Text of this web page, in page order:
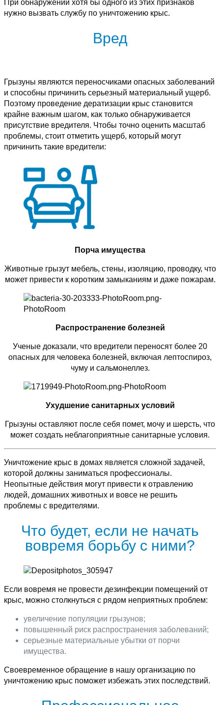
При обнаружении хотя бы одного из этих признаков
нужно вызвать службу по уничтожению крыс.
Вред
Грызуны являются переносчиками опасных заболеваний
и способны причинить серьезный материальный ущерб.
Поэтому проведение дератизации крыс становится
крайне важным шагом, как только обнаруживается
присутствие вредителя. Чтобы точно оценить масштаб
проблемы, стоит отметить ущерб, который могут
причинить такие вредители:
Порча имущества
Животные грызут мебель, стены, изоляцию, проводку, что
может привести к коротким замыканиям и даже пожарам.
Распространение болезней
Ученые доказали, что вредители переносят более 20
опасных для человека болезней, включая лептоспироз,
чуму и сальмонеллез.
Ухудшение санитарных условий
Грызуны оставляют после себя помет, мочу и шерсть, что
может создать неблагоприятные санитарные условия.
Уничтожение крыс в домах является сложной задачей,
которой должны заниматься профессионалы.
Неопытные действия могут привести к отравлению
людей, домашних животных и вовсе не решить
проблемы с вредителями.
Что будет, если не начать
вовремя борьбу с ними?
Если вовремя не провести дезинфекции помещений от
крыс, можно столкнуться с рядом неприятных проблем:
увеличение популяции грызунов;
повышенный риск распространения заболеваний;
серьезные материальные убытки от порчи
имущества.
Своевременное обращение в нашу организацию по
уничтожению крыс поможет избежать этих последствий.